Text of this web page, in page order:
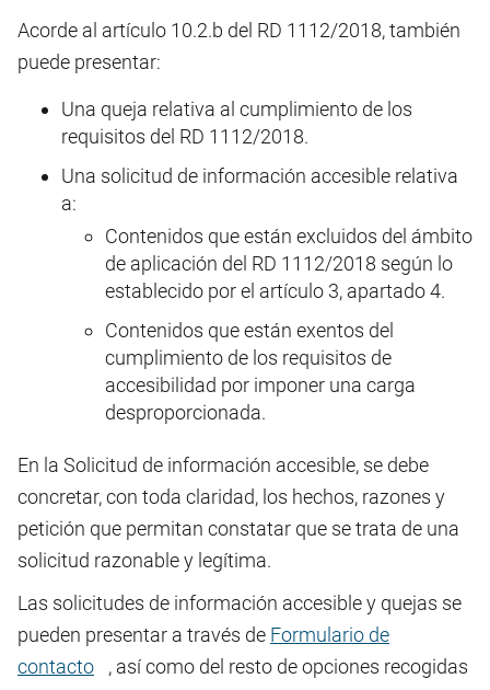
Acorde al artículo 10.2.b del RD 1112/2018, también
puede presentar:
Una queja relativa al cumplimiento de los
requisitos del RD 1112/2018.
Una solicitud de información accesible relativa
a:
Contenidos que están excluidos del ámbito
de aplicación del RD 1112/2018 según lo
establecido por el artículo 3, apartado 4.
Contenidos que están exentos del
cumplimiento de los requisitos de
accesibilidad por imponer una carga
desproporcionada.
En la Solicitud de información accesible, se debe
concretar, con toda claridad, los hechos, razones y
petición que permitan constatar que se trata de una
solicitud razonable y legítima.
Las solicitudes de información accesible y quejas se
pueden presentar a través de Formulario de
contacto
, así como del resto de opciones recogidas